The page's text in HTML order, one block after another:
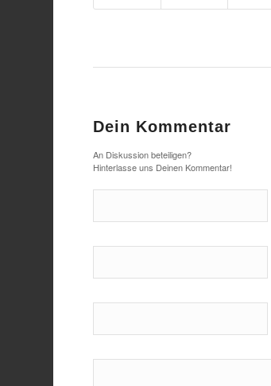
Dein Kommentar
An Diskussion beteiligen?
Hinterlasse uns Deinen Kommentar!